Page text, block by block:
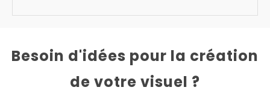
Besoin d'idées pour la création
de votre visuel ?